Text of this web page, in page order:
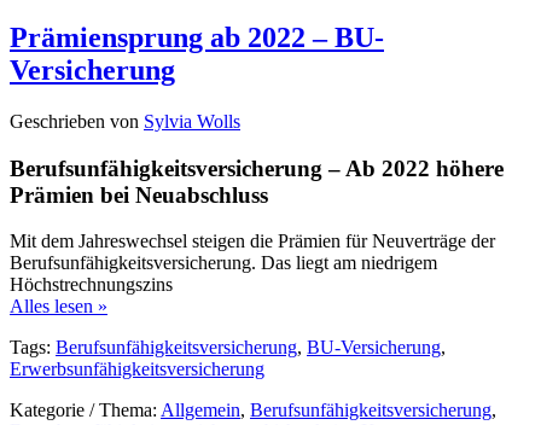
Prämiensprung ab 2022 – BU-
Versicherung
Geschrieben von Sylvia Wolls
Berufsunfähigkeitsversicherung – Ab 2022 höhere
Prämien bei Neuabschluss
Mit dem Jahreswechsel steigen die Prämien für Neuverträge der
Berufsunfähigkeitsversicherung. Das liegt am niedrigem
Höchstrechnungszins
Alles lesen »
Tags: Berufsunfähigkeitsversicherung, BU-Versicherung,
Erwerbsunfähigkeitsversicherung
Kategorie / Thema: Allgemein, Berufsunfähigkeitsversicherung,